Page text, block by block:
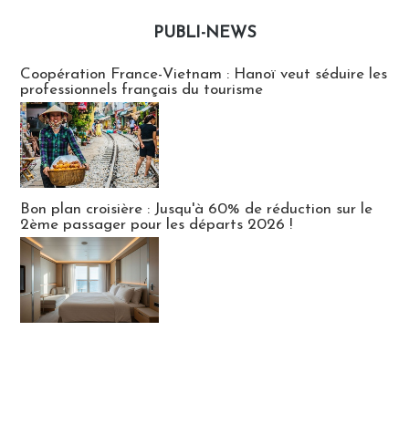
PUBLI-NEWS
Coopération France-Vietnam : Hanoï veut séduire les
professionnels français du tourisme
Bon plan croisière : Jusqu'à 60% de réduction sur le
2ème passager pour les départs 2026 !